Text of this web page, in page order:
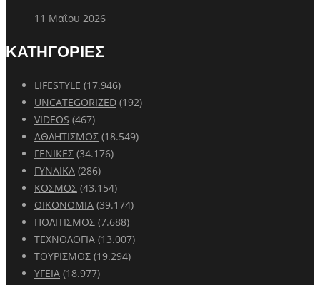
11 Μαΐου 2026
ΚΑΤΗΓΟΡΙΕΣ
LIFESTYLE (17.946)
UNCATEGORIZED (192)
VIDEOS (467)
ΑΘΛΗΤΙΣΜΟΣ (18.549)
ΓΕΝΙΚΕΣ (34.176)
ΓΥΝΑΙΚΑ (286)
ΚΟΣΜΟΣ (43.154)
ΟΙΚΟΝΟΜΙΑ (39.174)
ΠΟΛΙΤΙΣΜΟΣ (7.688)
ΤΕΧΝΟΛΟΓΙΑ (13.007)
ΤΟΥΡΙΣΜΟΣ (19.294)
ΥΓΕΙΑ (18.977)